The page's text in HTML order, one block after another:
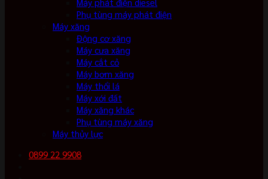
Máy phát điện diesel
Phụ tùng máy phát điện
Máy xăng
Động cơ xăng
Máy cưa xăng
Máy cắt cỏ
Máy bơm xăng
Máy thổi lá
Máy xới đất
Máy xăng khác
Phụ tùng máy xăng
Máy thủy lực
0899 22 9908